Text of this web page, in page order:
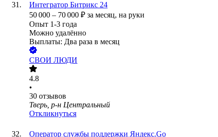
Интегратор Битрикс 24
50 000 – 70 000 ₽ за месяц, на руки
Опыт 1-3 года
Можно удалённо
Выплаты: Два раза в месяц
СВОИ ЛЮДИ
4.8
•
30 отзывов
Тверь, р-н Центральный
Откликнуться
Оператор службы поддержки Яндекс.Go